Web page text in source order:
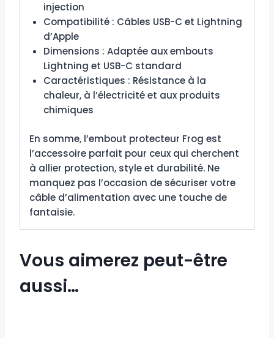
injection
Compatibilité : Câbles USB-C et Lightning
d’Apple
Dimensions : Adaptée aux embouts
Lightning et USB-C standard
Caractéristiques : Résistance à la
chaleur, à l’électricité et aux produits
chimiques
En somme, l’embout protecteur Frog est
l’accessoire parfait pour ceux qui cherchent
à allier protection, style et durabilité. Ne
manquez pas l’occasion de sécuriser votre
câble d’alimentation avec une touche de
fantaisie.
Vous aimerez peut-être
aussi…